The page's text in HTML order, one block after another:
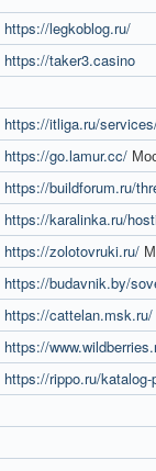
https://legkoblog.ru/
https://taker3.casino
https://itliga.ru/
https://go.lamur.cc/
https://buildforum.ru/
https://karalinka.ru/
https://zolotovruki.ru/
https://budavnik.by/
https://cattelan.msk.ru/
https://
https://rippo.ru/